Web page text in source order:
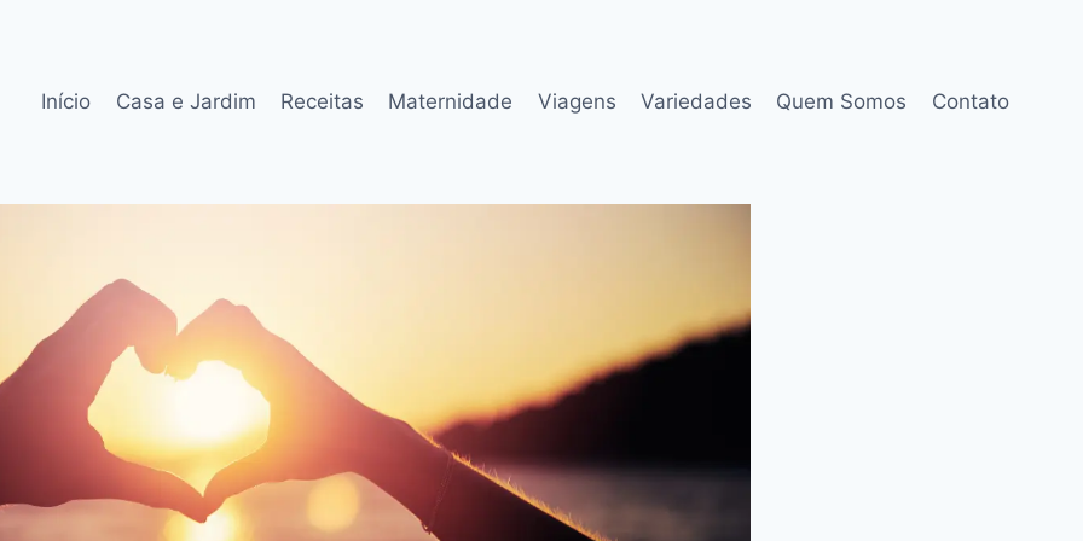
Início Casa e Jardim Receitas Maternidade Viagens Variedades Quem Somos Contato